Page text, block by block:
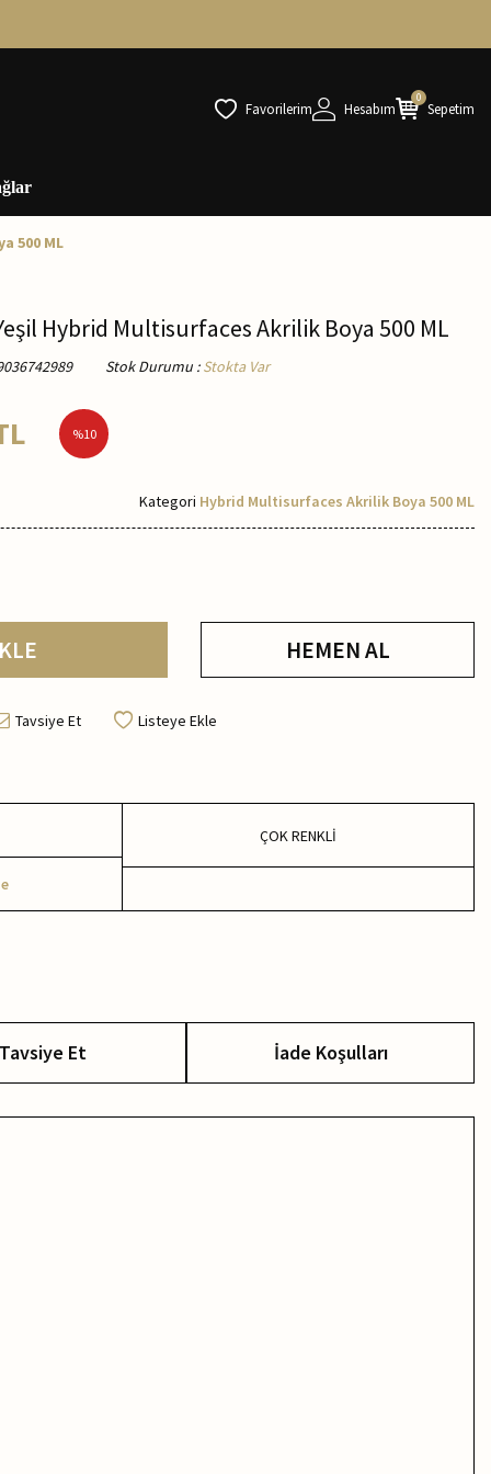
Favorilerim Hesabım
0
Sepetim
500 ML
Hybrid Multisurfaces Akrilik Boya 500 ML
Stok Durumu : Stokta Var
%10
Kategori Hybrid Multisurfaces Akrilik Boya 500 ML
HEMEN AL
Tavsiye Et Listeye Ekle
ÇOK RENKLİ
Et İade Koşulları